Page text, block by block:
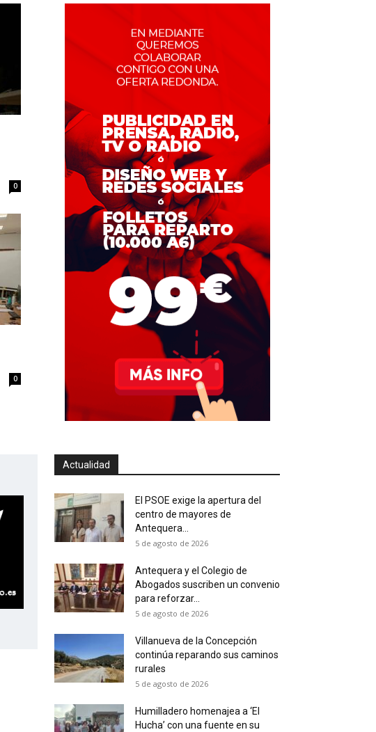
0
0
Actualidad
El PSOE exige la apertura del
centro de mayores de
Antequera...
5 de agosto de 2026
Antequera y el Colegio de
Abogados suscriben un convenio
para reforzar...
5 de agosto de 2026
Villanueva de la Concepción
continúa reparando sus caminos
rurales
5 de agosto de 2026
Humilladero homenajea a ‘El
Hucha’ con una fuente en su